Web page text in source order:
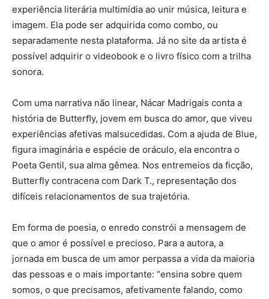
experiência literária multimídia ao unir música, leitura e
imagem. Ela pode ser adquirida como combo, ou
separadamente nesta plataforma. Já no site da artista é
possível adquirir o videobook e o livro físico com a trilha
sonora.
Com uma narrativa não linear, Nácar Madrigais conta a
história de Butterﬂy, jovem em busca do amor, que viveu
experiências afetivas malsucedidas. Com a ajuda de Blue,
figura imaginária e espécie de oráculo, ela encontra o
Poeta Gentil, sua alma gêmea. Nos entremeios da ficção,
Butterfly contracena com Dark T., representação dos
difíceis relacionamentos de sua trajetória.
Em forma de poesia, o enredo constrói a mensagem de
que o amor é possível e precioso. Para a autora, a
jornada em busca de um amor perpassa a vida da maioria
das pessoas e o mais importante: “ensina sobre quem
somos, o que precisamos, afetivamente falando, como